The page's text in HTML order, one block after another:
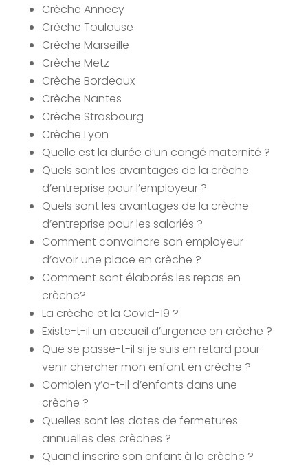
Crèche Annecy
Crèche Toulouse
Crèche Marseille
Crèche Metz
Crèche Bordeaux
Crèche Nantes
Crèche Strasbourg
Crèche Lyon
Quelle est la durée d’un congé maternité ?
Quels sont les avantages de la crèche
d’entreprise pour l’employeur ?
Quels sont les avantages de la crèche
d’entreprise pour les salariés ?
Comment convaincre son employeur
d’avoir une place en crèche ?
Comment sont élaborés les repas en
crèche?
La crèche et la Covid-19 ?
Existe-t-il un accueil d’urgence en crèche ?
Que se passe-t-il si je suis en retard pour
venir chercher mon enfant en crèche ?
Combien y’a-t-il d’enfants dans une
crèche ?
Quelles sont les dates de fermetures
annuelles des crèches ?
Quand inscrire son enfant à la crèche ?